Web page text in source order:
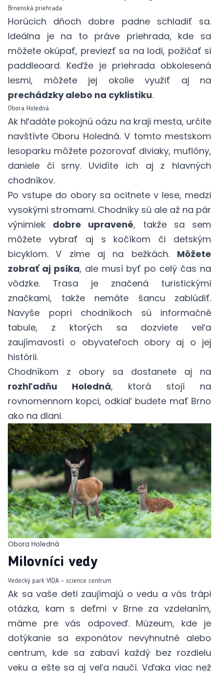
Brnenská priehrada
Horúcich dňoch dobre padne schladiť sa.
Ideálna je na to práve priehrada, kde sa
môžete okúpať, previezť sa na lodi, požičať si
paddleoard. Keďže je priehrada obkolesená
lesmi, môžete jej okolie využiť aj na
prechádzky alebo na cyklistiku.
Obora Holedná
Ak hľadáte pokojnú oázu na kraji mesta, určite
navštívte Oboru Holedná. V tomto mestskom
lesoparku môžete pozorovať diviaky, muflóny,
daniele či srny. Uvidíte ich aj z hlavných
chodníkov.
Po vstupe do obory sa ocitnete v lese, medzi
vysokými stromami. Chodníky sú ale až na pár
výnimiek dobre upravené, takže sa sem
môžete vybrať aj s kočíkom či detským
bicyklom. V zime aj na bežkách. Môžete
zobrať aj psíka, ale musí byť po celý čas na
vôdzke. Trasa je značená turistickými
značkami, takže nemáte šancu zablúdiť.
Navyše popri chodníkoch sú informačné
tabule, z ktorých sa dozviete veľa
zaujímavostí o obyvateľoch obory aj o jej
histórii.
Chodníkom z obory sa dostanete aj na
rozhľadňu Holedná, ktorá stojí na
rovnomennom kopci, odkiaľ budete mať Brno
ako na dlani.
Obora Holedná
Milovníci vedy
Vedecký park VIDA – science centrum
Ak sa vaše deti zaujímajú o vedu a vás trápi
otázka, kam s deťmi v Brne za vzdelaním,
máme pre vás odpoveď. Múzeum, kde je
dotýkanie sa exponátov nevyhnutné alebo
centrum, kde sa zabaví každý bez rozdielu
veku a ešte sa aj veľa naučí. Vďaka viac než